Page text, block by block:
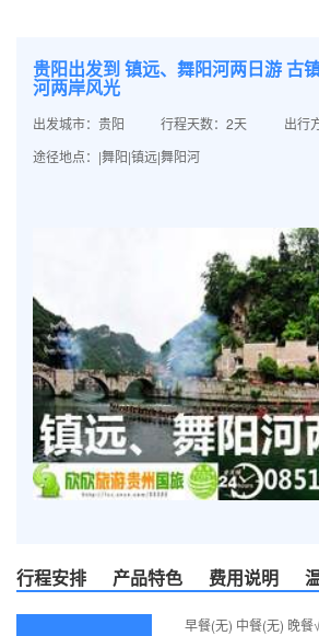
贵阳出发到 镇远、舞阳河两日游 古
河两岸风光
出发城市：贵阳 行程天数：2天
出行
途径地点：|舞阳|镇远|舞阳河
行程安排 产品特色 费用说明
早餐(无) 中餐(无) 晚